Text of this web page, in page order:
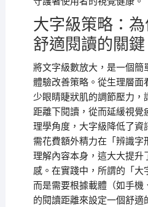
大字級策略：
舒適閱讀的關鍵
將文字級數放大，是一個簡
體驗改善策略。從生理層面
少眼睛睫狀肌的調節壓力，
距離下閱讀，從而延緩視覺
理學角度，大字級降低了資
需花費額外精力在「辨識字
理解內容本身，這大大提升
感。在實踐中，所謂的「大
而是需要根據載體（如手機
的閱讀距離來設定一個舒適